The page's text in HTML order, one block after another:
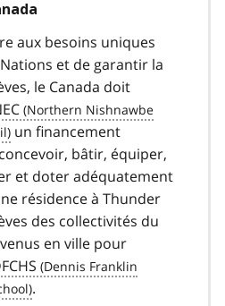
aux besoins uniques
et de garantir la
le Canada doit
un financement
bâtir, équiper,
et doter adéquatement
résidence à Thunder
des collectivités du
en ville pour
.